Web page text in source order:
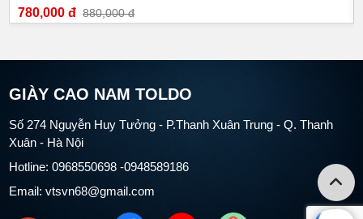
780,000 đ 880,000 đ
GIÀY CAO NAM TOLDO
Số 274 Nguyễn Huy Tưởng - P.Thanh Xuân Trung - Q. Thanh
Xuân - Hà Nội
Hotline: 0968550698 -0948589186
Email: vtsvn68@gmail.com